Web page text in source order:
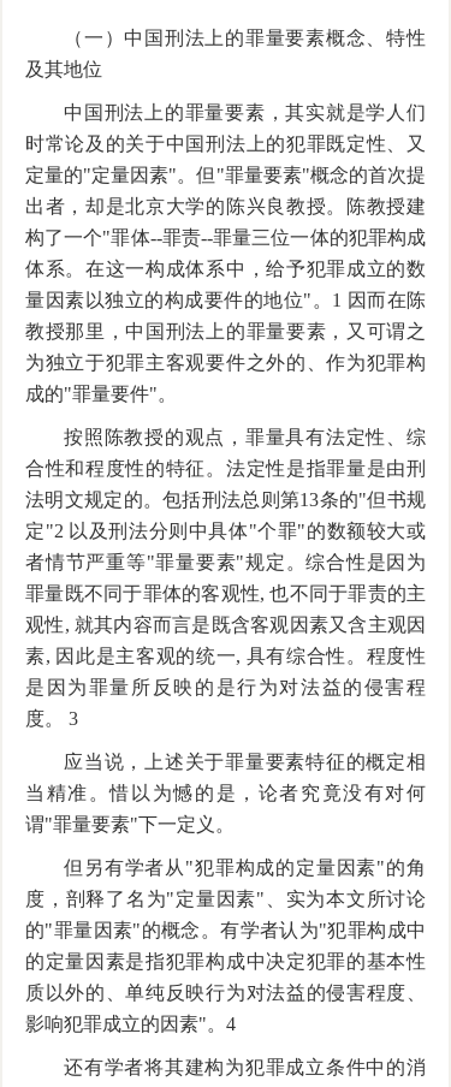
（一）中国刑法上的罪量要素概念、特性
及其地位
中国刑法上的罪量要素，其实就是学人们
时常论及的关于中国刑法上的犯罪既定性、又
定量的"定量因素"。但"罪量要素"概念的首次提
出者，却是北京大学的陈兴良教授。陈教授建
构了一个"罪体--罪责--罪量三位一体的犯罪构成
体系。在这一构成体系中，给予犯罪成立的数
量因素以独立的构成要件的地位"。1 因而在陈
教授那里，中国刑法上的罪量要素，又可谓之
为独立于犯罪主客观要件之外的、作为犯罪构
成的"罪量要件"。
按照陈教授的观点，罪量具有法定性、综
合性和程度性的特征。法定性是指罪量是由刑
法明文规定的。包括刑法总则第13条的"但书规
定"2 以及刑法分则中具体"个罪"的数额较大或
者情节严重等"罪量要素"规定。综合性是因为
罪量既不同于罪体的客观性, 也不同于罪责的主
观性, 就其内容而言是既含客观因素又含主观因
素, 因此是主客观的统一, 具有综合性。程度性
是因为罪量所反映的是行为对法益的侵害程
度。 3
应当说，上述关于罪量要素特征的概定相
当精准。惜以为憾的是，论者究竟没有对何
谓"罪量要素"下一定义。
但另有学者从"犯罪构成的定量因素"的角
度，剖释了名为"定量因素"、实为本文所讨论
的"罪量因素"的概念。有学者认为"犯罪构成中
的定量因素是指犯罪构成中决定犯罪的基本性
质以外的、单纯反映行为对法益的侵害程度、
影响犯罪成立的因素"。4
还有学者将其建构为犯罪成立条件中的消